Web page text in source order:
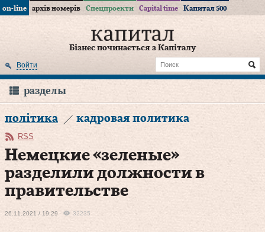
on-line архів номерів Спецпроекти Capital time Капитал 500
Бізнес починається з Капіталу
Войти
разделы
політика кадровая политика
RSS
Немецкие «зеленые»
разделили должности в
правительстве
26.11.2021 / 19:29 32235